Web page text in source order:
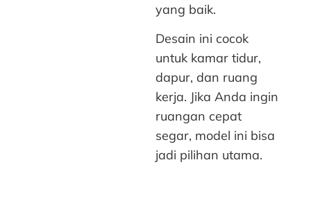
yang baik.
Desain ini cocok
untuk kamar tidur,
dapur, dan ruang
kerja. Jika Anda ingin
ruangan cepat
segar, model ini bisa
jadi pilihan utama.